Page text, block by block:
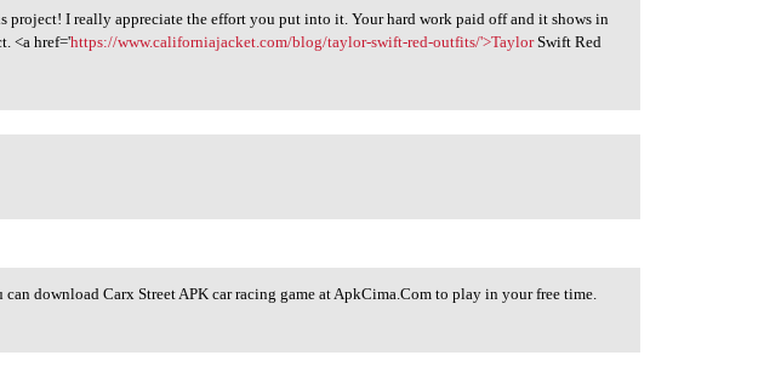
this project! I
project! I really appreciate the effort you put into it. Your hard work paid off and it shows in
<a href='https://www.californiajacket.com/blog/taylor-swift-red-outfits/'>TaylorSwift Red
can download
download Carx Street APK car racing game at ApkCima.Com to play in your free time.